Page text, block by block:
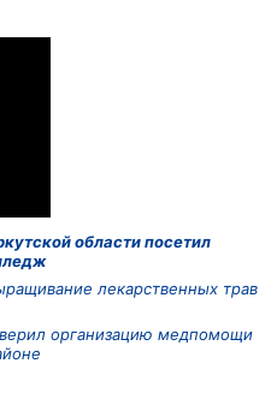
области посетил
лекарственных трав
организацию медпомощи